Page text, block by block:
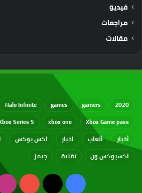
فيديو
مراجعات
مقالات
2020
gamers
games
Halo Infinite
Xbox Game pass
xbox one
Series S
أخبار
ألعاب اخبار اكس بوكس
اكسبوكس ون
تقنية جيمز
فيسبوك
‫X